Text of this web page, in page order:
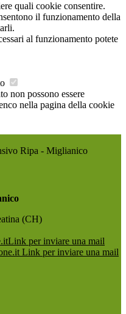
quali cookie consentire.
il funzionamento della
al funzionamento potete
non possono essere
nella pagina della cookie
Ripa - Miglianico
(CH)
Link per inviare una mail
Link per inviare una mail